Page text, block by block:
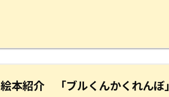
絵本紹介 「ブルくんかくれんぼ」